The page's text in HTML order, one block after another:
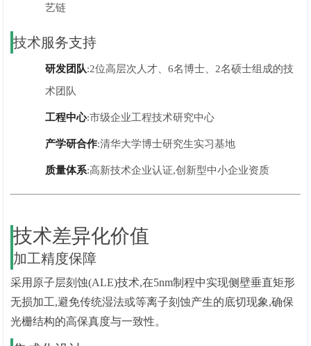
艺链
技术服务支持
研发团队:2位高层次人才、6名博士、2名硕士组成的技
术团队
工程中心:市级企业工程技术研究中心
产学研合作:清华大学博士研究生实习基地
质量体系:高新技术企业认证,创新型中小企业资质
技术差异化价值
加工精度保障
采用原子层刻蚀(ALE)技术,在5nm制程中实现侧壁垂直矩形
无损加工,避免传统湿法或等离子刻蚀产生的底切现象,确保
光栅结构的高保真度与一致性。